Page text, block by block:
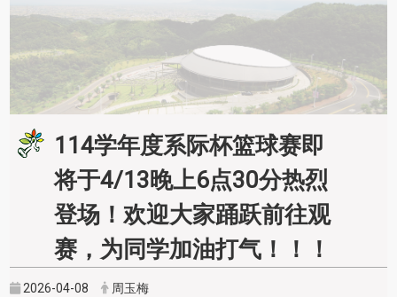
114学年度系际杯篮球赛即
将于4/13晚上6点30分热烈
登场！欢迎大家踊跃前往观
赛，为同学加油打气！！！
2026-04-08 周玉梅